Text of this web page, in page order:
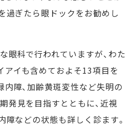
過ぎたら眼ドックをお勧めし
眼科で行われていますが、わた
アイも含めておよそ13項目を
内障、加齢黄斑変性など失明の
発見を目指すとともに、近視
障などの状態も詳しく診ます。